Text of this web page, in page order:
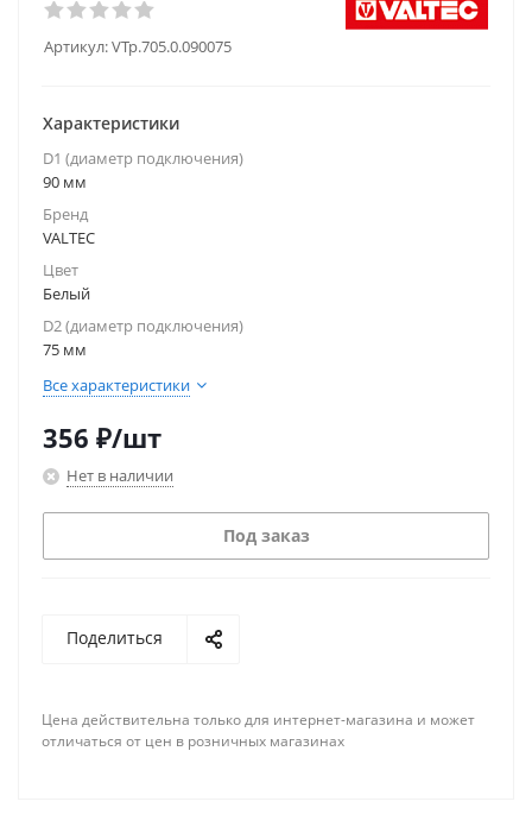
Артикул:VTp.705.0.090075
Характеристики
D1 (диаметр подключения)
90 мм
Бренд
VALTEC
Цвет
Белый
D2 (диаметр подключения)
75 мм
Все характеристики
356 ₽/шт
Нет в наличии
Под заказ
Поделиться
Цена действительна только для интернет-магазина и может
отличаться от цен в розничных магазинах